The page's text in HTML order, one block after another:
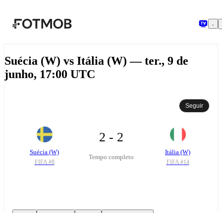
Suécia (W) vs Itália (W) — ter., 9 de
junho, 17:00 UTC
Seguir
Suécia (W)
FIFA #8
2 - 2
Tempo completo
Itália (W)
FIFA #14